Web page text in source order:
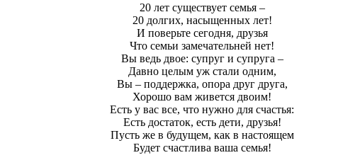
20 лет существует семья –
20 долгих, насыщенных лет!
И поверьте сегодня, друзья
Что семьи замечательней нет!
Вы ведь двое: супруг и супруга –
Давно целым уж стали одним,
Вы – поддержка, опора друг друга,
Хорошо вам живется двоим!
Есть у вас все, что нужно для счастья:
Есть достаток, есть дети, друзья!
Пусть же в будущем, как в настоящем
Будет счастлива ваша семья!